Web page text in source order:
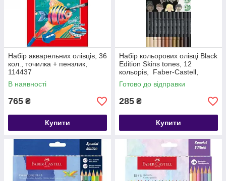
Набір акварельних олівців, 36
кол., точилка + пензлик,
114437
В наявності
765 ₴
Купити
Набір кольорових олівці Black
Edition Skins tones, 12
кольорів, Faber-Castell,
116414
Готово до відправки
285 ₴
Купити